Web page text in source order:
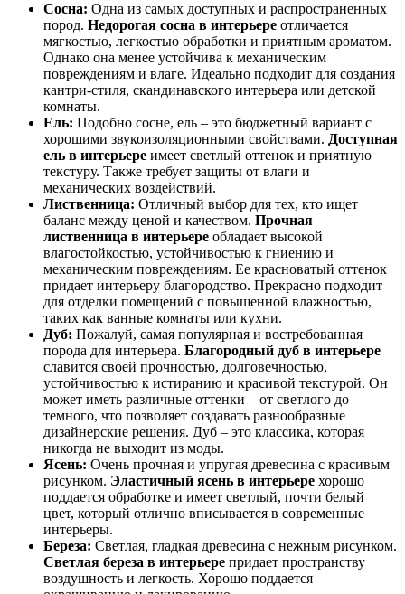
Сосна: Одна из самых доступных и распространенных
пород. Недорогая сосна в интерьере отличается
мягкостью, легкостью обработки и приятным ароматом.
Однако она менее устойчива к механическим
повреждениям и влаге. Идеально подходит для создания
кантри-стиля, скандинавского интерьера или детской
комнаты.
Ель: Подобно сосне, ель – это бюджетный вариант с
хорошими звукоизоляционными свойствами. Доступная
ель в интерьере имеет светлый оттенок и приятную
текстуру. Также требует защиты от влаги и
механических воздействий.
Лиственница: Отличный выбор для тех, кто ищет
баланс между ценой и качеством. Прочная
лиственница в интерьере обладает высокой
влагостойкостью, устойчивостью к гниению и
механическим повреждениям. Ее красноватый оттенок
придает интерьеру благородство. Прекрасно подходит
для отделки помещений с повышенной влажностью,
таких как ванные комнаты или кухни.
Дуб: Пожалуй, самая популярная и востребованная
порода для интерьера. Благородный дуб в интерьере
славится своей прочностью, долговечностью,
устойчивостью к истиранию и красивой текстурой. Он
может иметь различные оттенки – от светлого до
темного, что позволяет создавать разнообразные
дизайнерские решения. Дуб – это классика, которая
никогда не выходит из моды.
Ясень: Очень прочная и упругая древесина с красивым
рисунком. Эластичный ясень в интерьере хорошо
поддается обработке и имеет светлый, почти белый
цвет, который отлично вписывается в современные
интерьеры.
Береза: Светлая, гладкая древесина с нежным рисунком.
Светлая береза в интерьере придает пространству
воздушность и легкость. Хорошо поддается